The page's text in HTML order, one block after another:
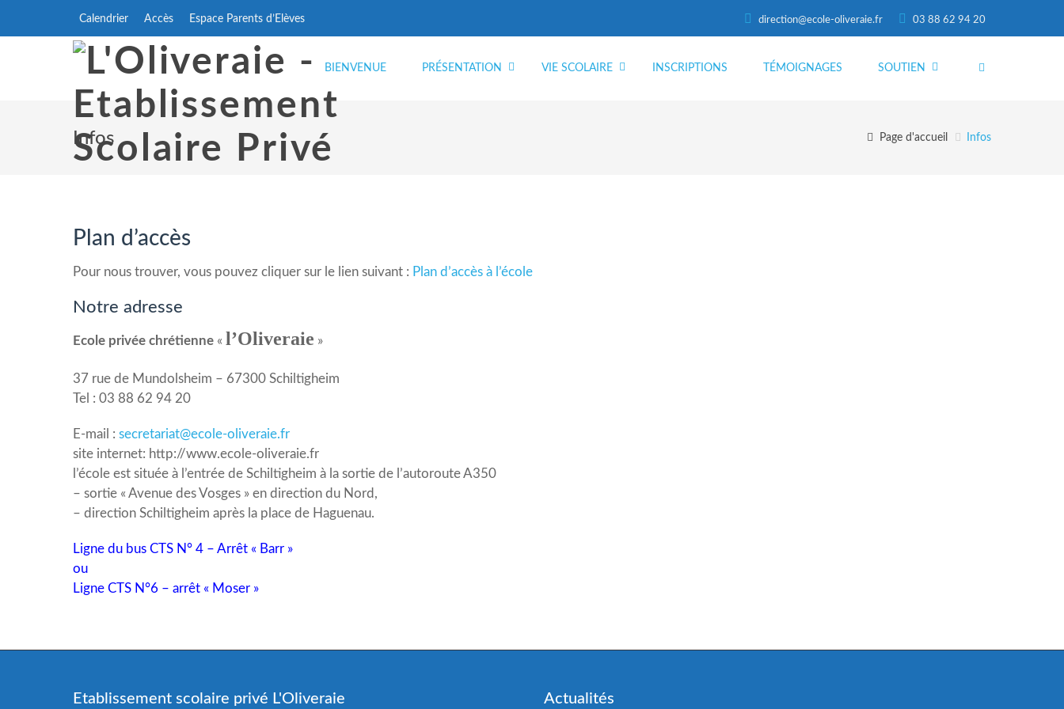
direction@ecole-oliveraie.fr 03 88 62 94 20
Calendrier Accès Espace Parents d’Elèves
BIENVENUE PRÉSENTATION VIE SCOLAIRE INSCRIPTIONS TÉMOIGNAGES SOUTIEN
Infos Page d'accueil Infos
Plan d’accès
Pour nous trouver, vous pouvez cliquer sur le lien suivant : Plan d’accès à l’école
Notre adresse
Ecole privée chrétienne « l’Oliveraie »
37 rue de Mundolsheim – 67300 Schiltigheim
Tel : 03 88 62 94 20
E-mail : secretariat@ecole-oliveraie.fr
site internet: http://www.ecole-oliveraie.fr
l’école est située à l’entrée de Schiltigheim à la sortie de l’autoroute A350
– sortie « Avenue des Vosges » en direction du Nord,
– direction Schiltigheim après la place de Haguenau.
Ligne du bus CTS N° 4 – Arrêt « Barr »
ou
Ligne CTS N°6 – arrêt « Moser »
Etablissement scolaire privé L'Oliveraie Actualités